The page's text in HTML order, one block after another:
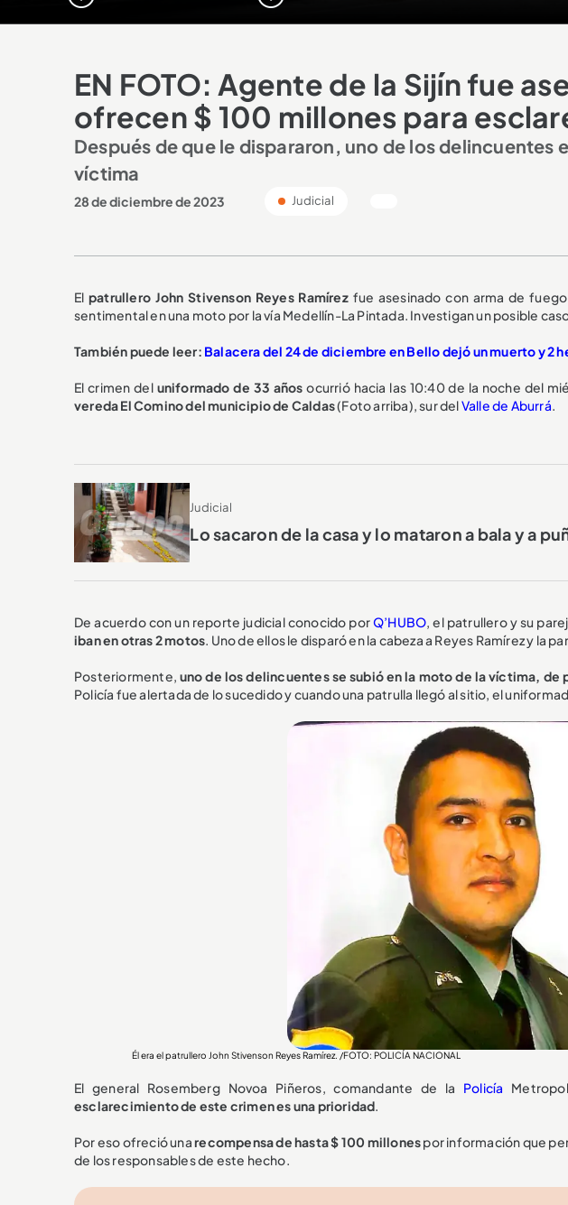
EN FOTO: Agente de la Sijín fue
ofrecen $ 100 millones para
Después de que le dispararon, uno de los delincuentes
víctima
28 de diciembre de 2023 Judicial
Elpatrullero John Stivenson Reyes Ramírezfue asesinado con arma de
sentimental en una moto por la vía Medellín-La Pintada. Investigan un posible
También puede leer: Balacera del 24 de diciembre en Bello dejó un muerto y 2
El crimen del uniformado de 33 años ocurrió hacia las 10:40 de la noche del
vereda El Comino del municipio de Caldas(Foto arriba), sur delValle de Aburrá.
Judicial
Lo sacaron de la casa y lo mataron a bala y a
De acuerdo con un reporte judicial conocido porQ’HUBO, el patrullero y su
iban en otras 2 motos. Uno de ellos le disparó en la cabeza a Reyes Ramírez y la
Posteriormente, uno de los delincuentes se subió en la moto de la víctima, de
Policía fue alertada de lo sucedido y cuando una patrulla llegó al sitio, el
Él era el patrullero John Stivenson Reyes Ramírez. /FOTO: POLICÍA NACIONAL
El general Rosemberg Novoa Piñeros, comandante de la Policía
esclarecimiento de este crimen es una prioridad.
Por eso ofreció unarecompensa de hasta $ 100 millonespor información que
de los responsables de este hecho.